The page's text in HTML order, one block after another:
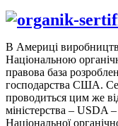
В Америці
Національною
правова база
господарства США.
проводиться цим же
міністерства – USDA
Національної